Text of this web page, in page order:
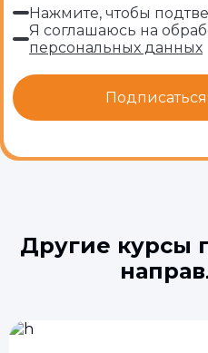
Нажмите, чтобы
Я соглашаюсь на
персональных данных
Другие курсы